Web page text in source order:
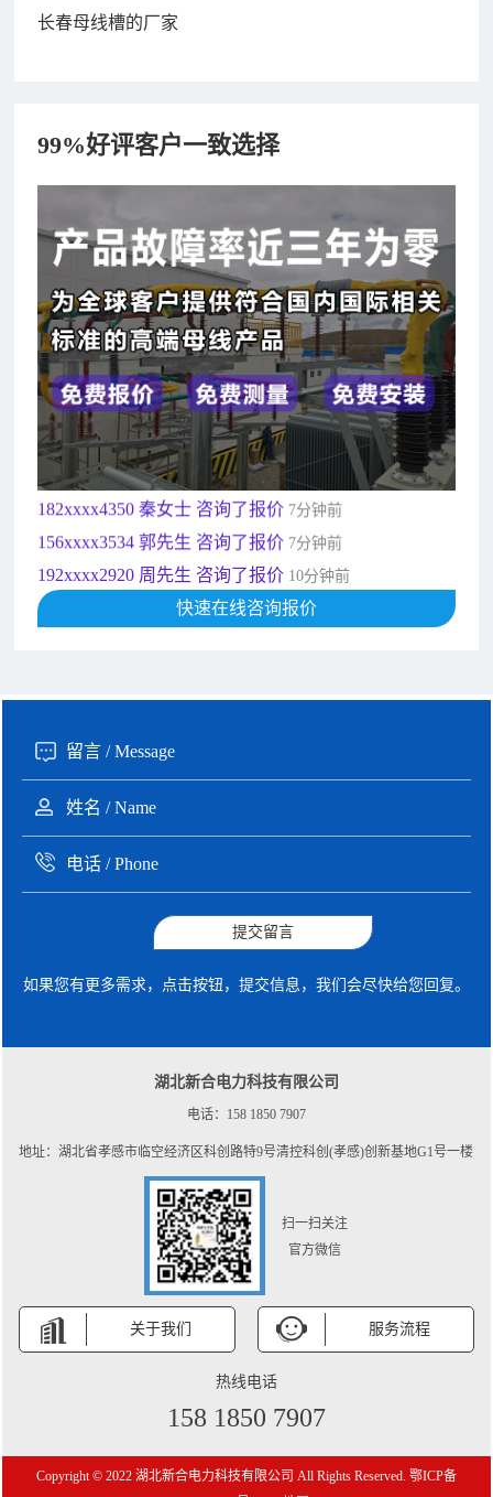
长春母线槽的厂家
99%好评客户一致选择
182xxxx4350 秦女士 咨询了报价 7分钟前
156xxxx3534 郭先生 咨询了报价7分钟前
192xxxx2920 周先生 咨询了报价10分钟前
189xxxx6562 王先生 咨询了报价1秒前
190xxxx3508 徐女士 咨询了报价5秒前
135xxxx6654 张先生 咨询了报价
181xxxx7531 苟先生 咨询了报价5分钟前
182xxxx4350 秦女士 咨询了报价 7分钟前
156xxxx3534 郭先生 咨询了报价 7分钟前
192xxxx2920 周先生 咨询了报价 10分钟前
189xxxx6562 王先生 咨询了报价1秒前
快速在线咨询报价
提交留言
如果您有更多需求，点击按钮，提交信息，我们会尽快给您回复。
湖北新合电力科技有限公司
电话：158 1850 7907
地址：湖北省孝感市临空经济区科创路特9号清控科创(孝感)创新基地G1号一楼
扫一扫关注
官方微信
关于我们 服务流程
热线电话
158 1850 7907
Copyright © 2022 湖北新合电力科技有限公司 All Rights Reserved. 鄂ICP备